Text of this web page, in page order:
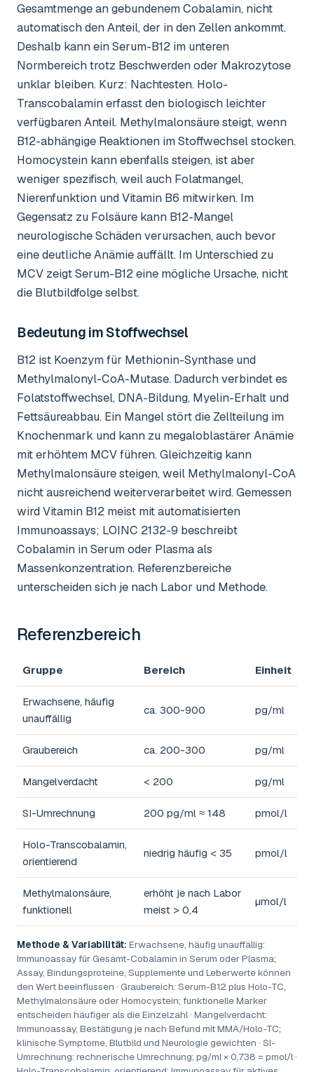
Gesamtmenge an gebundenem Cobalamin, nicht
automatisch den Anteil, der in den Zellen ankommt.
Deshalb kann ein Serum-B12 im unteren
Normbereich trotz Beschwerden oder Makrozytose
unklar bleiben. Kurz: Nachtesten. Holo-
Transcobalamin erfasst den biologisch leichter
verfügbaren Anteil. Methylmalonsäure steigt, wenn
B12-abhängige Reaktionen im Stoffwechsel stocken.
Homocystein kann ebenfalls steigen, ist aber
weniger spezifisch, weil auch Folatmangel,
Nierenfunktion und Vitamin B6 mitwirken. Im
Gegensatz zu Folsäure kann B12-Mangel
neurologische Schäden verursachen, auch bevor
eine deutliche Anämie auffällt. Im Unterschied zu
MCV zeigt Serum-B12 eine mögliche Ursache, nicht
die Blutbildfolge selbst.
Bedeutung im Stoffwechsel
B12 ist Koenzym für Methionin-Synthase und
Methylmalonyl-CoA-Mutase. Dadurch verbindet es
Folatstoffwechsel, DNA-Bildung, Myelin-Erhalt und
Fettsäureabbau. Ein Mangel stört die Zellteilung im
Knochenmark und kann zu megaloblastärer Anämie
mit erhöhtem MCV führen. Gleichzeitig kann
Methylmalonsäure steigen, weil Methylmalonyl-CoA
nicht ausreichend weiterverarbeitet wird. Gemessen
wird Vitamin B12 meist mit automatisierten
Immunoassays; LOINC 2132-9 beschreibt
Cobalamin in Serum oder Plasma als
Massenkonzentration. Referenzbereiche
unterscheiden sich je nach Labor und Methode.
Referenzbereich
Gruppe Bereich Einheit
Erwachsene, häufig
unauffällig
ca. 300-900 pg/ml
Graubereich ca. 200-300 pg/ml
Mangelverdacht < 200 pg/ml
SI-Umrechnung 200 pg/ml ≈ 148 pmol/l
Holo-Transcobalamin,
orientierend
niedrig häufig < 35 pmol/l
Methylmalonsäure,
funktionell
erhöht je nach Labor
meist > 0,4
µmol/l
Methode & Variabilität: Erwachsene, häufig unauffällig:
Immunoassay für Gesamt-Cobalamin in Serum oder Plasma;
Assay, Bindungsproteine, Supplemente und Leberwerte können
den Wert beeinflussen · Graubereich: Serum-B12 plus Holo-TC,
Methylmalonsäure oder Homocystein; funktionelle Marker
entscheiden häufiger als die Einzelzahl · Mangelverdacht:
Immunoassay, Bestätigung je nach Befund mit MMA/Holo-TC;
klinische Symptome, Blutbild und Neurologie gewichten · SI-
Umrechnung: rechnerische Umrechnung; pg/ml × 0,738 = pmol/l ·